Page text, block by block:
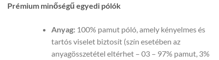
Prémium minőségű egyedi pólók
Anyag:100% pamut póló, amely kényelmes és
tartós viselet biztosít (szín esetében az
anyagösszetétel eltérhet – 03 – 97% pamut, 3%